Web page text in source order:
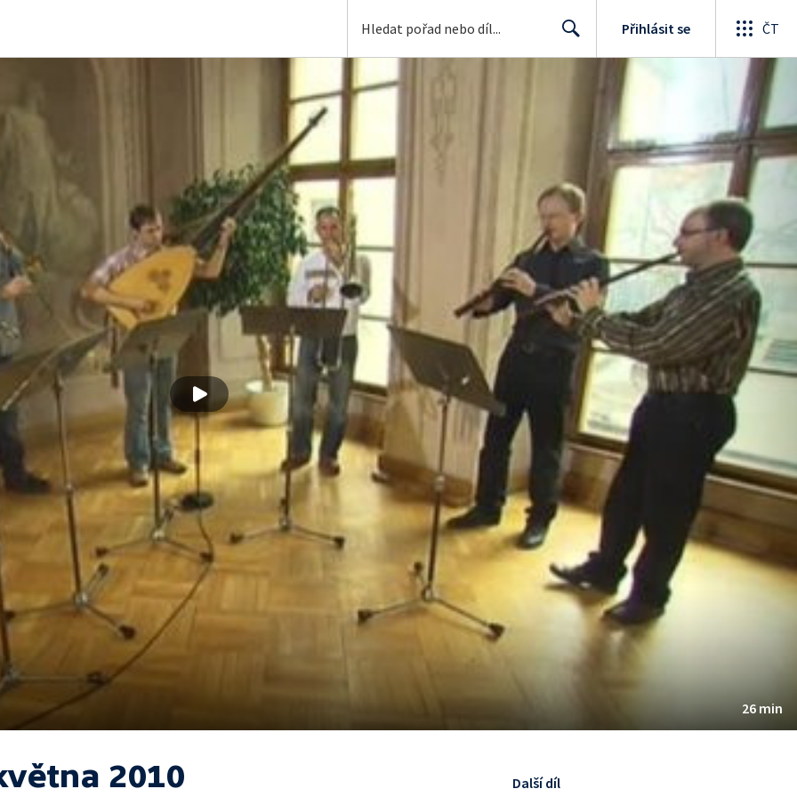
Přihlásit se ČT
26 min
2010 Další díl